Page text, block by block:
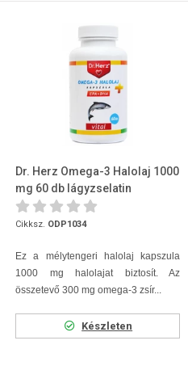
Dr. Herz Omega-3 Halolaj 1000
mg 60 db lágyzselatin
kapszula
Cikksz. ODP1034
Ez a mélytengeri halolaj kapszula
1000 mg halolajat biztosít. Az
összetevő 300 mg omega-3 zsír...
Készleten